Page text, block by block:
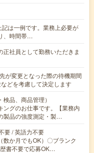
は一例です。業務上必要が
、時間帯…
社員として勤務いただきま
変更となった際の待機期間
どを考慮して決定します
品、商品管理）
ングのお仕事です。【業務内
製品の強度測定・製…
要 / 英語力不要
か月でもOK）〇ブランク
書不要で応募OK…